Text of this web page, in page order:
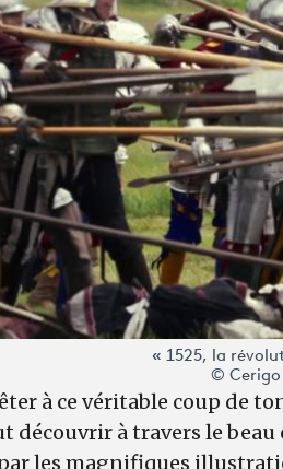
« 1525, la
© Cerigo
à ce véritable coup de
découvrir à travers le
les magnifiques